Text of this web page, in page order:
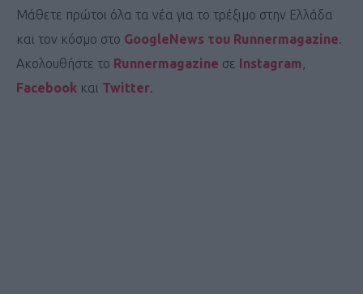
Μάθετε πρώτοι όλα τα νέα για το τρέξιμο στην Ελλάδα
και τον κόσμο στο GoogleNews του Runnermagazine.
Ακολουθήστε το Runnermagazine σε Instagram,
Facebook και Twitter.